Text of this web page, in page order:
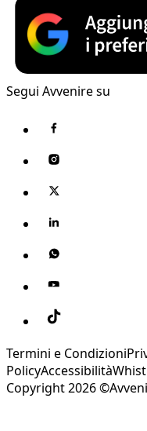
Segui Avvenire su
Termini e Condizioni
PolicyAccessibilità
Copyright 2026